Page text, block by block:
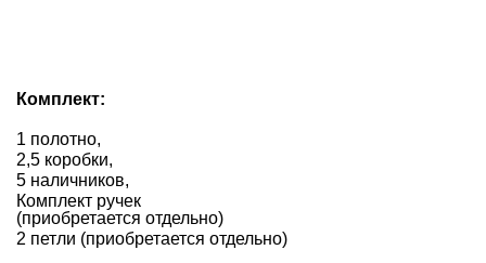
Комплект:
1 полотно,
2,5 коробки,
5 наличников,
Комплект ручек
(приобретается отдельно)
2 петли (приобретается отдельно)